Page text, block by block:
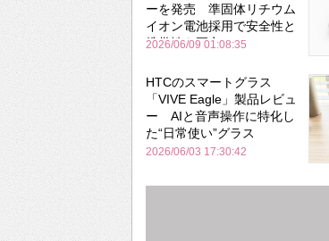
ーを発売 準固体リチウム
イオン電池採用で安全性と
携帯性を両立
2026/06/09 01:08:35
HTCのスマートグラス
「VIVE Eagle」製品レビュ
ー AIと音声操作に特化し
た“日常使い”グラス
2026/06/03 17:30:42